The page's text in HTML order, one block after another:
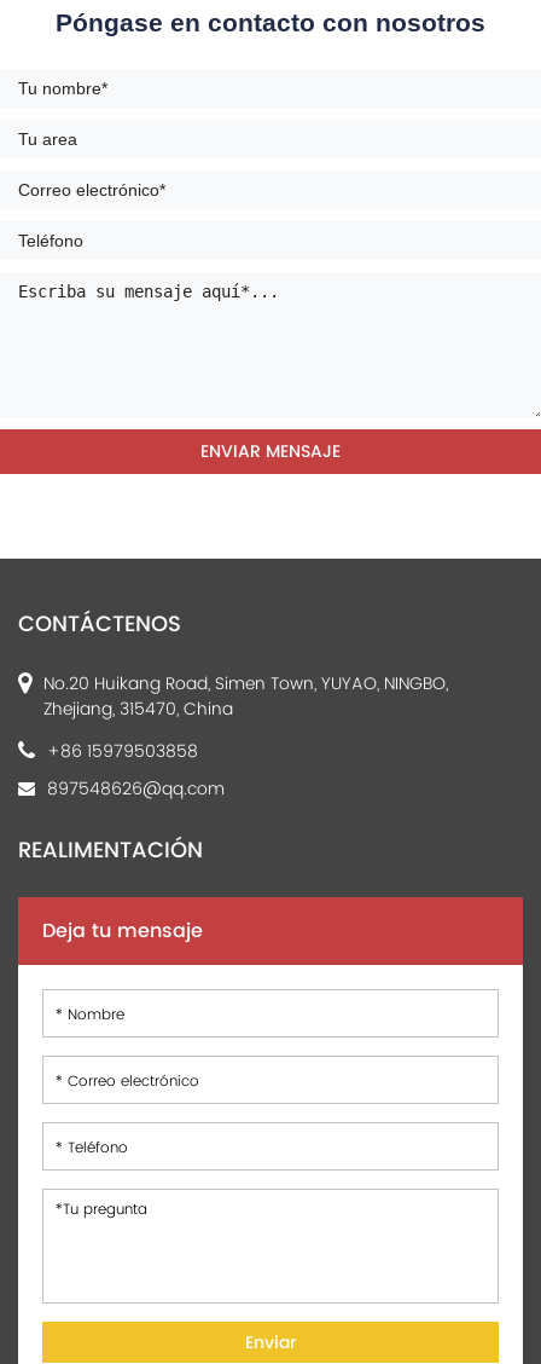
Póngase en contacto con nosotros
CONTÁCTENOS
No.20 Huikang Road, Simen Town, YUYAO, NINGBO,
Zhejiang, 315470, China
+86 15979503858
897548626@qq.com
REALIMENTACIÓN
Deja tu mensaje